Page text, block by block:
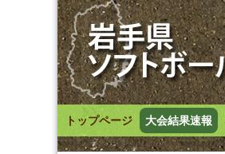
トップページ 大会結果速報